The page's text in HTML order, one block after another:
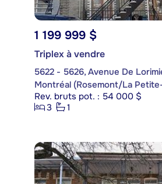
1 199 999 $
Triplex à vendre
5622 - 5626, Avenue De
Montréal (Rosemont/La
Rev. bruts pot. : 54 000 $
3
1